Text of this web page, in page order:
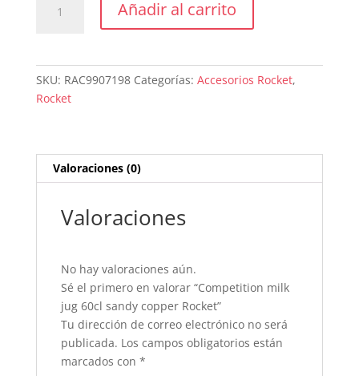
Añadir al carrito
SKU: RAC9907198 Categorías: Accesorios Rocket,
Rocket
Valoraciones (0)
Valoraciones
No hay valoraciones aún.
Sé el primero en valorar “Competition milk
jug 60cl sandy copper Rocket”
Tu dirección de correo electrónico no será
publicada. Los campos obligatorios están
marcados con *